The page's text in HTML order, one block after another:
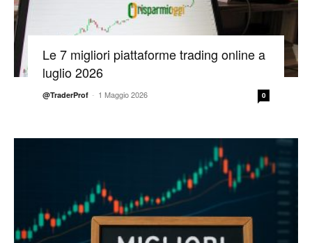
Le 7 migliori piattaforme trading online a
luglio 2026
@TraderProf - 1 Maggio 2026 0